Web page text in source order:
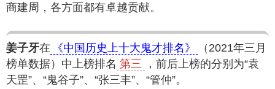
商建周，各方面都有卓越贡献。
姜子牙在 《中国历史上十大鬼才排名》
（2021年三月
榜单数据）中上榜排名 第三
，前后上榜的分别为“袁
天罡”、“鬼谷子”、“张三丰”、“管仲”。